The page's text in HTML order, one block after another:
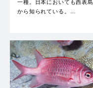
一種。日本においても西表島
から知られている。…